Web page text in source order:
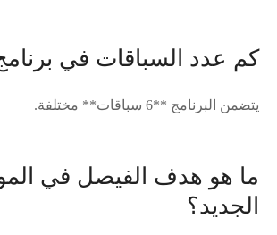
كم عدد السباقات في
يتضمن البرنامج **6 سباقات** مختلفة.
ما هو هدف الفيصل في
الجديد؟